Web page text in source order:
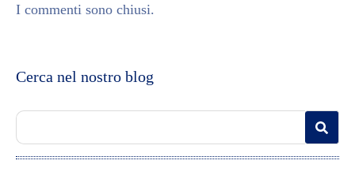
I commenti sono chiusi.
Cerca nel nostro blog